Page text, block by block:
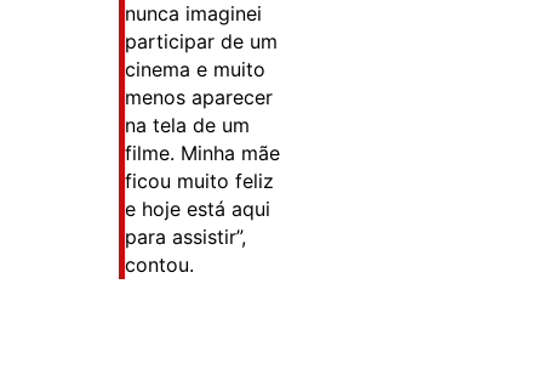
nunca imaginei
participar de um
cinema e muito
menos aparecer
na tela de um
filme. Minha mãe
ficou muito feliz
e hoje está aqui
para assistir”,
contou.